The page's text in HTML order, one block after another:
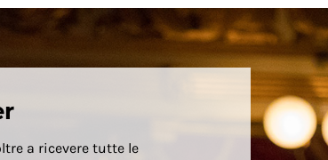
a ricevere tutte le